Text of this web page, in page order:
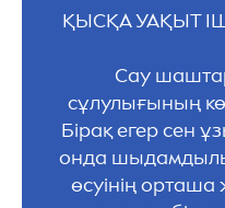
ҚЫСҚА УАҚЫТ
Сау
сұлулығының
Бірақ егер сен
онда
өсуінің